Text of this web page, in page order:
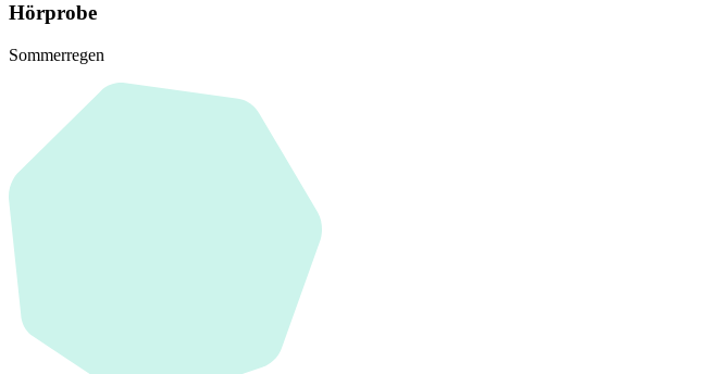
Hörprobe
Sommerregen